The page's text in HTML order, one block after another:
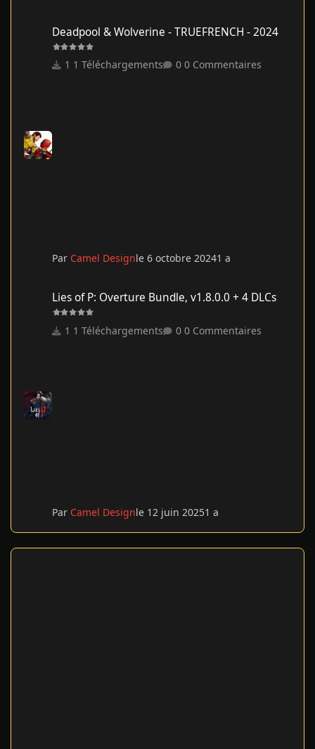
Deadpool & Wolverine - TRUEFRENCH - 2024
1 Téléchargements 0 Commentaires
Par Camel Designle 6 octobre 20241 a
Lies of P: Overture Bundle, v1.8.0.0 + 4 DLCs
1 Téléchargements 0 Commentaires
Par Camel Designle 12 juin 20251 a